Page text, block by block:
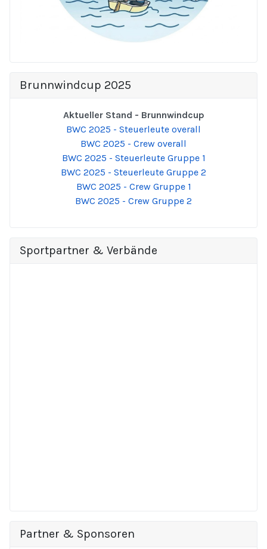
Brunnwindcup 2025
Aktueller Stand - Brunnwindcup
BWC 2025 - Steuerleute overall
BWC 2025 - Crew overall
BWC 2025 - Steuerleute Gruppe 1
BWC 2025 - Steuerleute Gruppe 2
BWC 2025 - Crew Gruppe 1
BWC 2025 - Crew Gruppe 2
Sportpartner & Verbände
Partner & Sponsoren